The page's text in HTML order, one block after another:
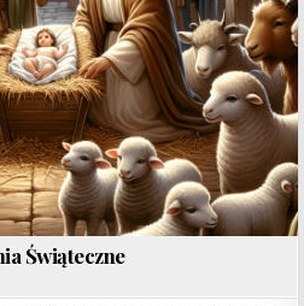
Świąteczne